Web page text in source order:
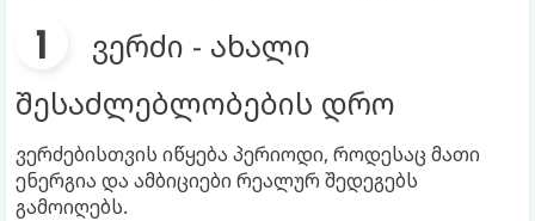
ვერძი - ახალი
შესაძლებლობების დრო
ვერძებისთვის იწყება პერიოდი, როდესაც მათი
ენერგია და ამბიციები რეალურ შედეგებს
გამოიღებს.